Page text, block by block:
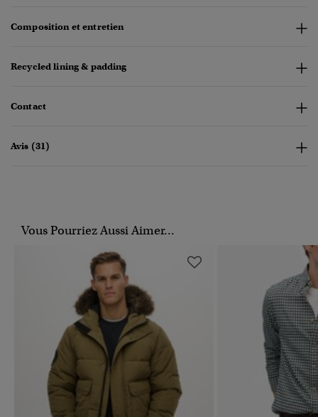
Composition et entretien
Recycled lining & padding
Contact
Avis (31)
Vous Pourriez Aussi Aimer...